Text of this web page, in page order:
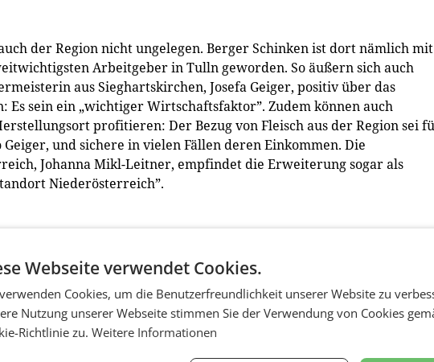
der Region nicht ungelegen. Berger Schinken ist dort nämlich mit
Arbeitgeber in Tulln geworden. So äußern sich auch
aus Sieghartskirchen, Josefa Geiger, positiv über das
Es sein ein „wichtiger Wirtschaftsfaktor”. Zudem können auch
profitieren: Der Bezug von Fleisch aus der Region sei
und sichere in vielen Fällen deren Einkommen. Die
­Johanna Mikl-Leitner, empfindet die Erweiterung sogar als
Niederösterreich”.
mit den Landwirten in den letzten Jahren kontinuierlich aus.
Herkunft” werden für die Initiative „Regional-Optimal”
50 Kilometern rund um das Berger-Werk als Lieferanten
aus der Region gefüttert. Nachhaltigkeit ist oft bloß ein
bei ihnen sei es aber „Teil der Unternehmenskultur, denn als
dass unsere Produktion nachhaltig ist und Bestand hat
Webseite verwendet Cookies.
Cookies, um die Benutzerfreundlichkeit unserer Website zu
Nutzung unserer Webseite stimmen Sie der Verwendung von Cookies
Richtlinie zu. Weitere Informationen